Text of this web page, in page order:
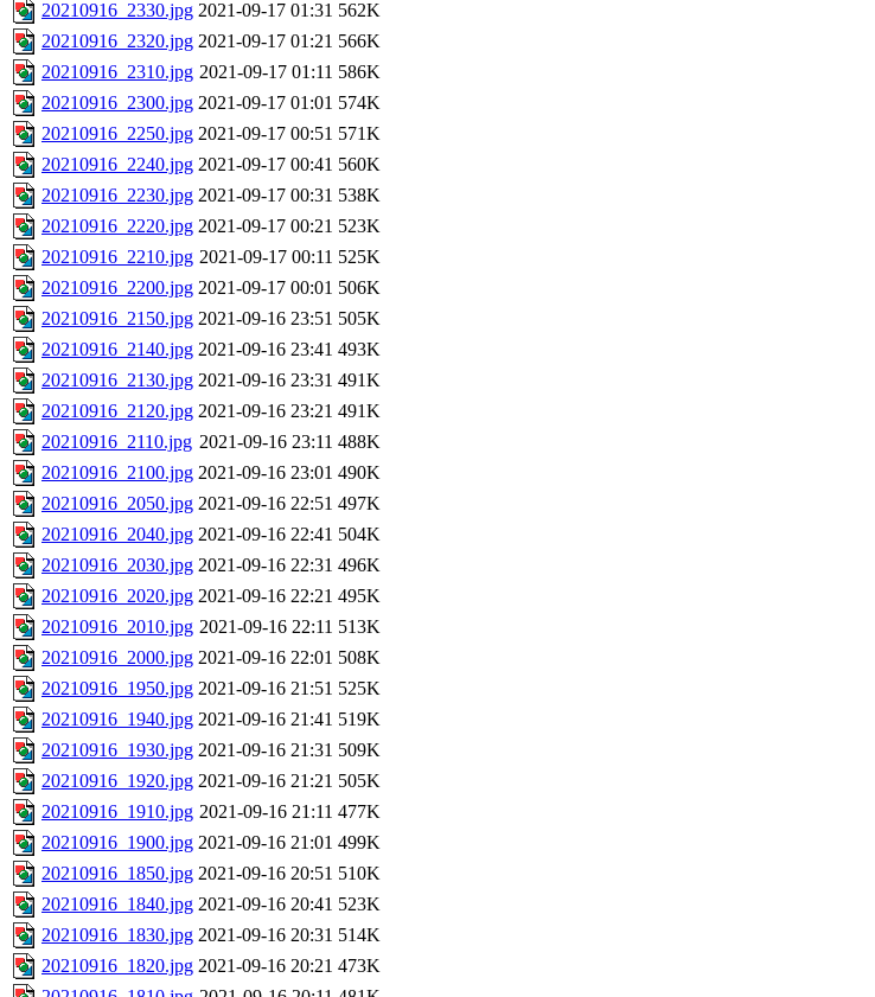
20210916_2330.jpg 2021-09-17 01:31 562K
20210916_2320.jpg 2021-09-17 01:21 566K
20210916_2310.jpg 2021-09-17 01:11 586K
20210916_2300.jpg 2021-09-17 01:01 574K
20210916_2250.jpg 2021-09-17 00:51 571K
20210916_2240.jpg 2021-09-17 00:41 560K
20210916_2230.jpg 2021-09-17 00:31 538K
20210916_2220.jpg 2021-09-17 00:21 523K
20210916_2210.jpg 2021-09-17 00:11 525K
20210916_2200.jpg 2021-09-17 00:01 506K
20210916_2150.jpg 2021-09-16 23:51 505K
20210916_2140.jpg 2021-09-16 23:41 493K
20210916_2130.jpg 2021-09-16 23:31 491K
20210916_2120.jpg 2021-09-16 23:21 491K
20210916_2110.jpg 2021-09-16 23:11 488K
20210916_2100.jpg 2021-09-16 23:01 490K
20210916_2050.jpg 2021-09-16 22:51 497K
20210916_2040.jpg 2021-09-16 22:41 504K
20210916_2030.jpg 2021-09-16 22:31 496K
20210916_2020.jpg 2021-09-16 22:21 495K
20210916_2010.jpg 2021-09-16 22:11 513K
20210916_2000.jpg 2021-09-16 22:01 508K
20210916_1950.jpg 2021-09-16 21:51 525K
20210916_1940.jpg 2021-09-16 21:41 519K
20210916_1930.jpg 2021-09-16 21:31 509K
20210916_1920.jpg 2021-09-16 21:21 505K
20210916_1910.jpg 2021-09-16 21:11 477K
20210916_1900.jpg 2021-09-16 21:01 499K
20210916_1850.jpg 2021-09-16 20:51 510K
20210916_1840.jpg 2021-09-16 20:41 523K
20210916_1830.jpg 2021-09-16 20:31 514K
20210916_1820.jpg 2021-09-16 20:21 473K